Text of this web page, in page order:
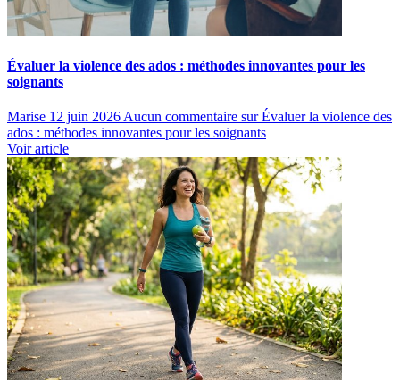
Évaluer la violence des ados : méthodes innovantes pour les
soignants
Marise 12 juin 2026 Aucun commentaire sur Évaluer la violence des
ados : méthodes innovantes pour les soignants
Voir article